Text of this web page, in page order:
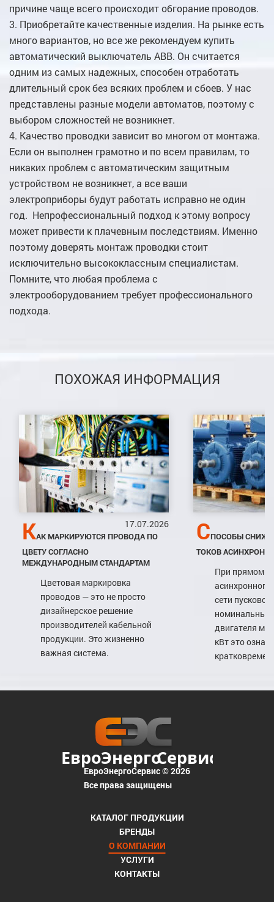
причине чаще всего происходит обгорание проводов.
Приобретайте качественные изделия. На рынке есть
много вариантов, но все же рекомендуем купить
автоматический выключатель ABB. Он считается
одним из самых надежных, способен отработать
длительный срок без всяких проблем и сбоев. У нас
представлены разные модели автоматов, поэтому с
выбором сложностей не возникнет.
Качество проводки зависит во многом от монтажа.
Если он выполнен грамотно и по всем правилам, то
никаких проблем с автоматическим защитным
устройством не возникнет, а все ваши
электроприборы будут работать исправно не один
год. Непрофессиональный подход к этому вопросу
может привести к плачевным последствиям. Именно
поэтому доверять монтаж проводки стоит
исключительно высококлассным специалистам.
Помните, что любая проблема с
электрооборудованием требует профессионального
подхода.
ПОХОЖАЯ ИНФОРМАЦИЯ
17.07.2026
КАК МАРКИРУЮТСЯ ПРОВОДА ПО
ЦВЕТУ СОГЛАСНО
МЕЖДУНАРОДНЫМ СТАНДАРТАМ
Цветовая маркировка
проводов — это не просто
дизайнерское решение
производителей кабельной
продукции. Это жизненно
важная система.
СПОСОБЫ
ТОКОВ
При прямом
асинхронного
сети
номинальный
двигателя
кВт это
ЕвроЭнергоСервис © 2026
Все права защищены
КАТАЛОГ ПРОДУКЦИИ
БРЕНДЫ
О КОМПАНИИ
УСЛУГИ
КОНТАКТЫ